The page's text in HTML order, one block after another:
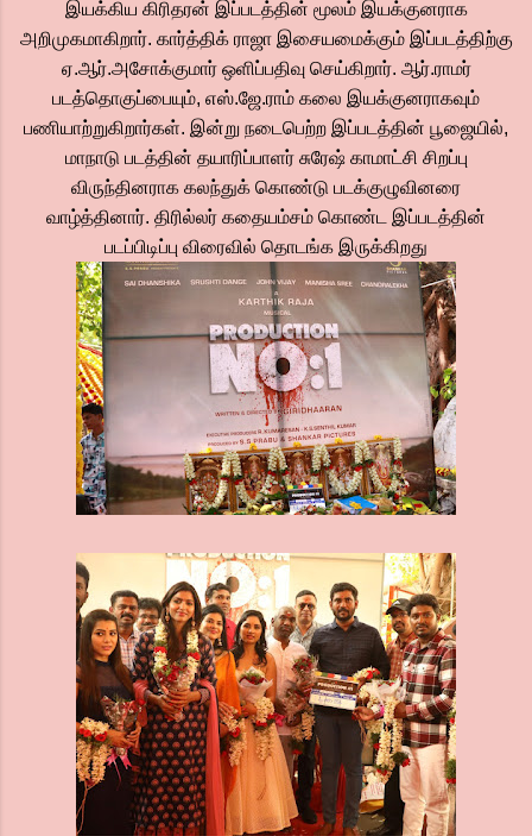
இயக்கிய கிரிதரன் இப்படத்தின் மூலம் இயக்குனராக
அறிமுகமாகிறார். கார்த்திக் ராஜா இசையமைக்கும் இப்படத்திற்கு
ஏ.ஆர்.அசோக்குமார் ஒளிப்பதிவு செய்கிறார். ஆர்.ராமர்
படத்தொகுப்பையும், எஸ்.ஜே.ராம் கலை இயக்குனராகவும்
பணியாற்றுகிறார்கள். இன்று நடைபெற்ற இப்படத்தின் பூஜையில்,
மாநாடு படத்தின் தயாரிப்பாளர் சுரேஷ் காமாட்சி சிறப்பு
விருந்தினராக கலந்துக் கொண்டு படக்குழுவினரை
வாழ்த்தினார். திரில்லர் கதையம்சம் கொண்ட இப்படத்தின்
படப்பிடிப்பு விரைவில் தொடங்க இருக்கிறது